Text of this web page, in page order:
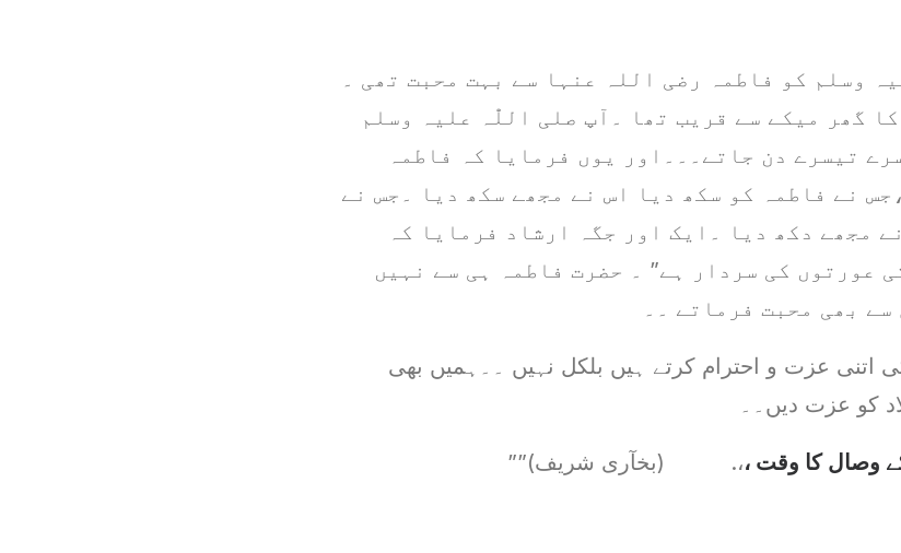
وسلم کو فاطمہ رضی اللہ عنہا سے بہت محبت تھی ۔
گھر میکے سے قریب تھا ۔آپ صلی اللّٰہ علیہ وسلم
تیسرے دن جاتے۔۔۔اور یوں فرمایا کہ فاطمہ
نے فاطمہ کو سکھ دیا اس نے مجھے سکھ دیا ۔جس نے
مجھے دکھ دیا ۔ایک اور جگہ ارشاد فرمایا کہ
عورتوں کی سردار ہے” ۔ حضرت فاطمہ ہی سے نہیں
بھی محبت فرماتے ۔۔
کی اتنی عزت و احترام کرتے ہیں بلکل نہیں ۔۔ہمیں بھی
کو عزت دیں۔۔
وصال کا وقت ،،. (بخآری شریف)””